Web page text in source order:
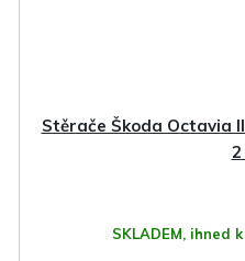
Stěrače Škoda Octavia
2
SKLADEM, ihned